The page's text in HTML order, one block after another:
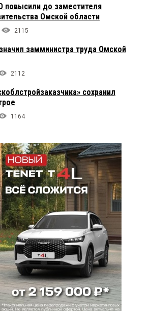
до заместителя
Омской области
2115
замминистра труда Омской
2112
сохранил
1164